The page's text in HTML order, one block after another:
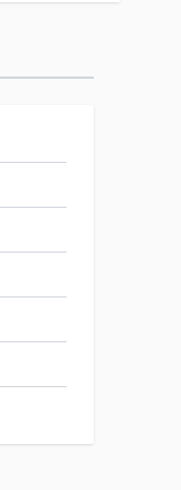
als je
die je na